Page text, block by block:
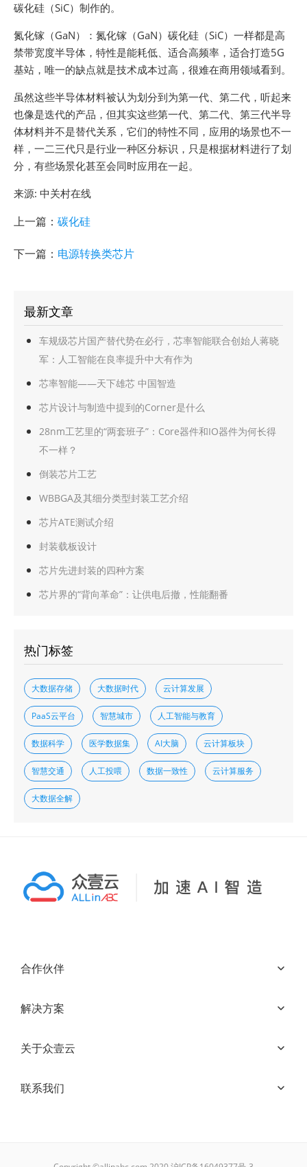
碳化硅（SiC）制作的。
氮化镓（GaN）：氮化镓（GaN）碳化硅（SiC）一样都是高
禁带宽度半导体，特性是能耗低、适合高频率，适合打造5G
基站，唯一的缺点就是技术成本过高，很难在商用领域看到。
虽然这些半导体材料被认为划分到为第一代、第二代，听起来
也像是迭代的产品，但其实这些第一代、第二代、第三代半导
体材料并不是替代关系，它们的特性不同，应用的场景也不一
样，一二三代只是行业一种区分标识，只是根据材料进行了划
分，有些场景化甚至会同时应用在一起。
来源: 中关村在线
上一篇： 碳化硅
下一篇： 电源转换类芯片
最新文章
车规级芯片国产替代势在必行，芯率智能联合创始人蒋晓
军：人工智能在良率提升中大有作为
芯率智能——天下雄芯 中国智造
芯片设计与制造中提到的Corner是什么
28nm工艺里的“两套班子”：Core器件和IO器件为何长得
不一样？
倒装芯片工艺
WBBGA及其细分类型封装工艺介绍
芯片ATE测试介绍
封装载板设计
芯片先进封装的四种方案
芯片界的“背向革命”：让供电后撤，性能翻番
热门标签
大数据存储 大数据时代 云计算发展
PaaS云平台 智慧城市 人工智能与教育
数据科学 医学数据集 AI大脑 云计算板块
智慧交通 人工投喂 数据一致性 云计算服务
大数据全解
合作伙伴
解决方案
关于众壹云
联系我们